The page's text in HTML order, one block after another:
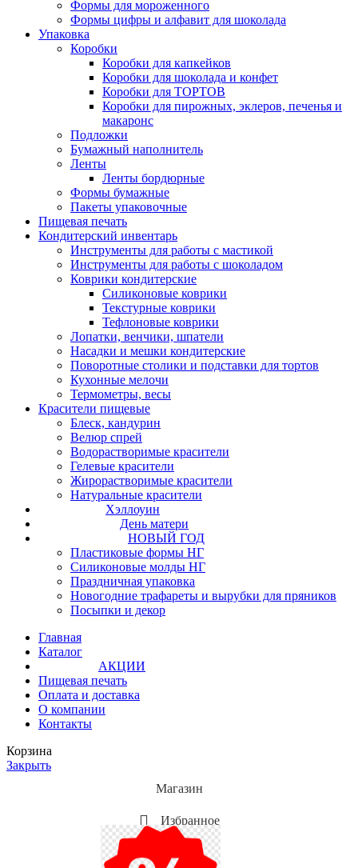
Формы для мороженного
Формы цифры и алфавит для шоколада
Упаковка
Коробки
Коробки для капкейков
Коробки для шоколада и конфет
Коробки для ТОРТОВ
Коробки для пирожных, эклеров, печенья и
макаронс
Подложки
Бумажный наполнитель
Ленты
Ленты бордюрные
Формы бумажные
Пакеты упаковочные
Пищевая печать
Кондитерский инвентарь
Инструменты для работы с мастикой
Инструменты для работы с шоколадом
Коврики кондитерские
Силиконовые коврики
Текстурные коврики
Тефлоновые коврики
Лопатки, венчики, шпатели
Насадки и мешки кондитерские
Поворотные столики и подставки для тортов
Кухонные мелочи
Термометры, весы
Красители пищевые
Блеск, кандурин
Велюр спрей
Водорастворимые красители
Гелевые красители
Жирорастворимые красители
Натуральные красители
Хэллоуин
День матери
НОВЫЙ ГОД
Пластиковые формы НГ
Силиконовые молды НГ
Праздничная упаковка
Новогодние трафареты и вырубки для пряников
Посыпки и декор
Главная
Каталог
АКЦИИ
Пищевая печать
Оплата и доставка
О компании
Контакты
Корзина
Закрыть
Магазин
Избранное
Мой аккаунт